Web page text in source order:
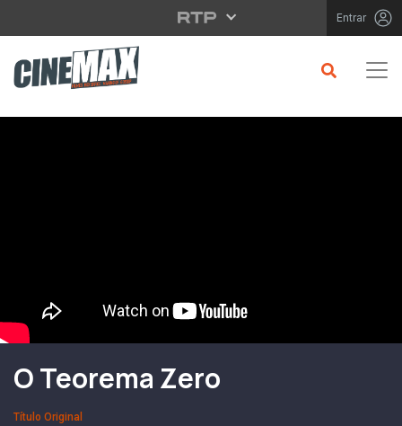
Saltar para o conteúdo principal Entrar
Filme em Cartaz
O Teorema Zero
Título Original